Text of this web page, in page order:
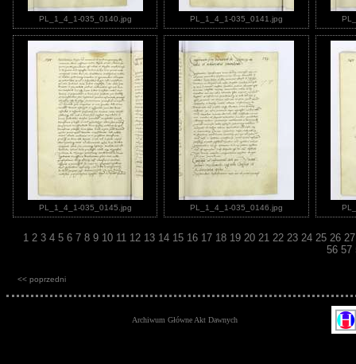
PL_1_4_1-035_0140.jpg PL_1_4_1-035_0141.jpg
PL_1_4_1-035_0145.jpg PL_1_4_1-035_0146.jpg
1 2 3 4 5 6 7 8 9 10 11 12 13 14 15 16 17 18 19 20 21 22 23 24 25 26
56 57
<< poprzedni
Archiwum Główne Akt Dawnych